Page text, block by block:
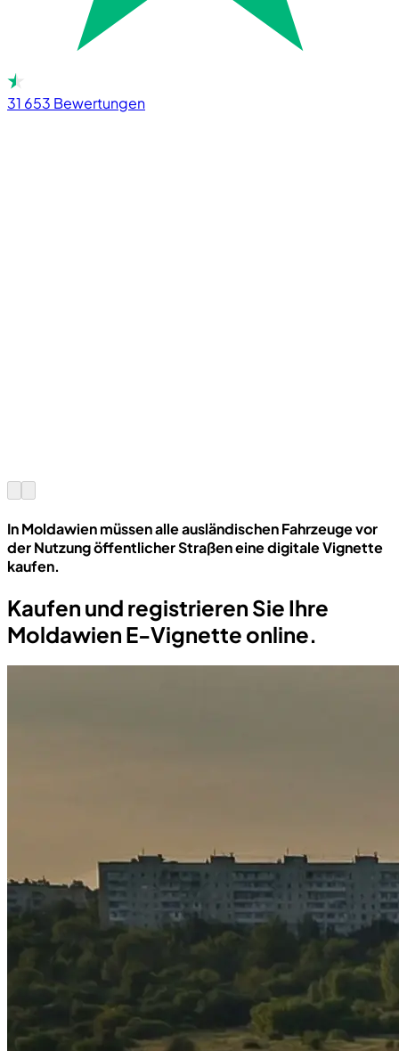
31 653 Bewertungen
In Moldawien müssen alle ausländischen Fahrzeuge vor
der Nutzung öffentlicher Straßen eine digitale Vignette
kaufen.
Kaufen und registrieren Sie Ihre
Moldawien E-Vignette online.